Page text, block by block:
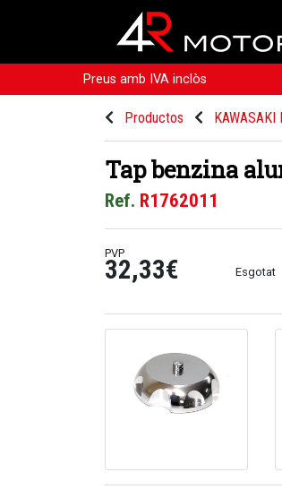
Preus amb IVA inclòs
Productos
Tap benzina
Ref. R1762011
PVP
32,33€ Esgotat